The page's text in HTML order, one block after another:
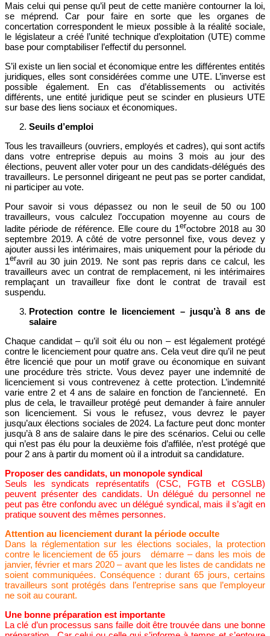
Mais celui qui pense qu’il peut de cette manière contourner la loi,
se méprend. Car pour faire en sorte que les organes de
concertation correspondent le mieux possible à la réalité sociale,
le législateur a créé l’unité technique d’exploitation (UTE) comme
base pour comptabiliser l’effectif du personnel.
S’il existe un lien social et économique entre les différentes entités
juridiques, elles sont considérées comme une UTE. L’inverse est
possible également. En cas d’établissements ou activités
différents, une entité juridique peut se scinder en plusieurs UTE
sur base des liens sociaux et économiques.
Seuils d’emploi
Tous les travailleurs (ouvriers, employés et cadres), qui sont actifs
dans votre entreprise depuis au moins 3 mois au jour des
élections, peuvent aller voter pour un des candidats-délégués des
travailleurs. Le personnel dirigeant ne peut pas se porter candidat,
ni participer au vote.
Pour savoir si vous dépassez ou non le seuil de 50 ou 100
travailleurs, vous calculez l’occupation moyenne au cours de
ladite période de référence. Elle coure du 1eroctobre 2018 au 30
septembre 2019. A côté de votre personnel fixe, vous devez y
ajouter aussi les intérimaires, mais uniquement pour la période du
1eravril au 30 juin 2019. Ne sont pas repris dans ce calcul, les
travailleurs avec un contrat de remplacement, ni les intérimaires
remplaçant un travailleur fixe dont le contrat de travail est
suspendu.
Protection contre le licenciement – jusqu’à 8 ans de
salaire
Chaque candidat – qu’il soit élu ou non – est légalement protégé
contre le licenciement pour quatre ans. Cela veut dire qu’il ne peut
être licencié que pour un motif grave ou économique en suivant
une procédure très stricte. Vous devez payer une indemnité de
licenciement si vous contrevenez à cette protection. L’indemnité
varie entre 2 et 4 ans de salaire en fonction de l’ancienneté. En
plus de cela, le travailleur protégé peut demander à faire annuler
son licenciement. Si vous le refusez, vous devrez le payer
jusqu’aux élections sociales de 2024. La facture peut donc monter
jusqu’à 8 ans de salaire dans le pire des scénarios. Celui ou celle
qui n’est pas élu pour la deuxième fois d’affilée, n’est protégé que
pour 2 ans à partir du moment où il a introduit sa candidature.
Proposer des candidats, un monopole syndical
Seuls les syndicats représentatifs (CSC, FGTB et CGSLB)
peuvent présenter des candidats. Un délégué du personnel ne
peut pas être confondu avec un délégué syndical, mais il s’agit en
pratique souvent des mêmes personnes.
Attention au licenciement durant la période occulte
Dans la réglementation sur les élections sociales, la protection
contre le licenciement de 65 jours démarre – dans les mois de
janvier, février et mars 2020 – avant que les listes de candidats ne
soient communiquées. Conséquence : durant 65 jours, certains
travailleurs sont protégés dans l’entreprise sans que l’employeur
ne soit au courant.
Une bonne préparation est importante
La clé d’un processus sans faille doit être trouvée dans une bonne